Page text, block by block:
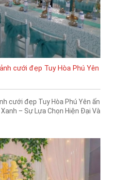
cưới đẹp Tuy Hòa Phú Yên
cưới đẹp Tuy Hòa Phú Yên ấn
– Sự Lựa Chọn Hiện Đại Và